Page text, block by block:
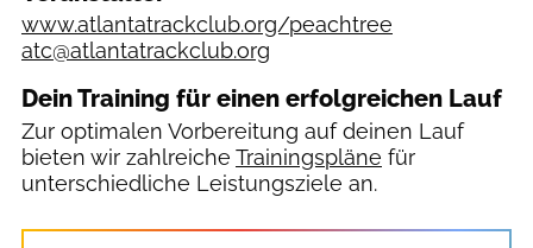
www.atlantatrackclub.org/peachtree
atc@atlantatrackclub.org
Dein Training für einen erfolgreichen Lauf
Zur optimalen Vorbereitung auf deinen Lauf
bieten wir zahlreiche Trainingspläne für
unterschiedliche Leistungsziele an.